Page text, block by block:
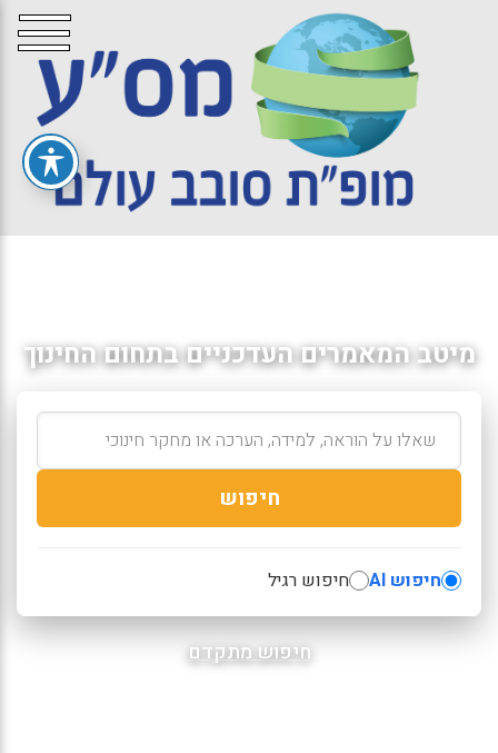
מיטב המאמרים העדכניים בתחום החינוך
חיפוש
חיפוש AI חיפוש רגיל
חיפוש מתקדם